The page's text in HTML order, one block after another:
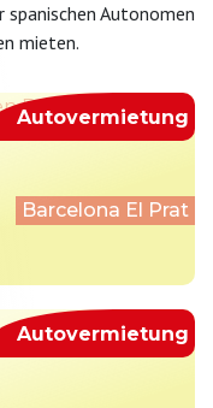
Autonomen
mieten.
Barcelona El Prat
Autovermietung
Autovermietung